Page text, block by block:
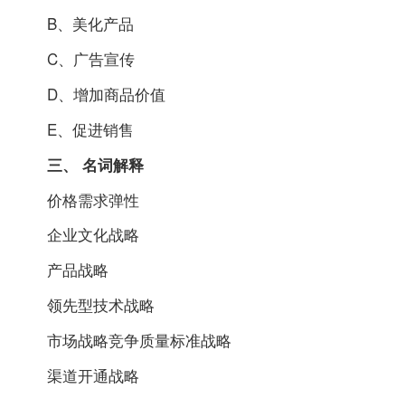
B、美化产品
C、广告宣传
D、增加商品价值
E、促进销售
三、 名词解释
价格需求弹性
企业文化战略
产品战略
领先型技术战略
市场战略竞争质量标准战略
渠道开通战略